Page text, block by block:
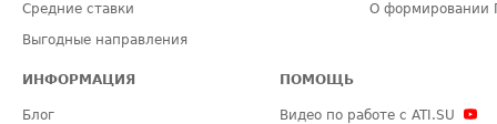
Средние ставки
Выгодные направления
О формировании
ИНФОРМАЦИЯ
Блог
ПОМОЩЬ
Видео по работе с ATI.SU